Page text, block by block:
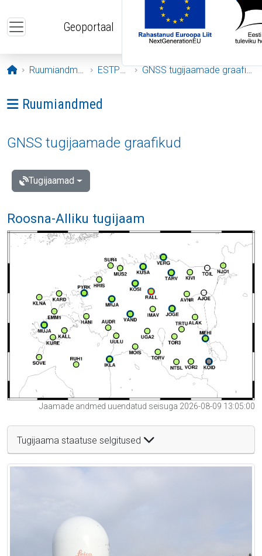
Geoportaal
Avaleht
Ruumiandmed ESTPOS GNSS tugijaamade graafikud
Ava menüü: Ruumiandmed
Ruumiandmed
GNSS tugijaamade graafikud
Tugijaamad
Roosna-Alliku tugijaam
Jaamade andmed uuendatud seisuga 2026-08-09 13:05:00
Tugijaama staatuse selgitused